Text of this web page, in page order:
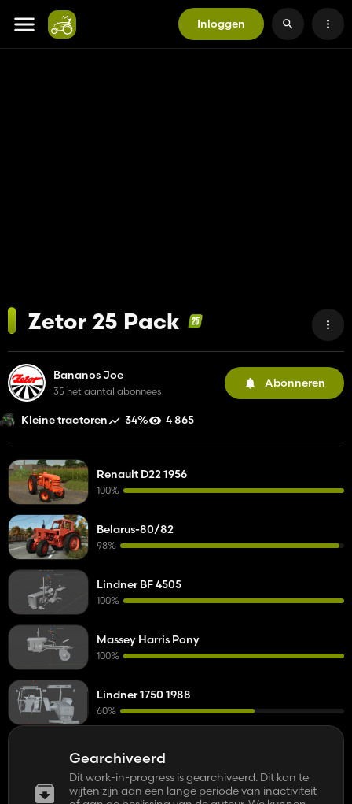
Inloggen
Zetor 25 Pack
Bananos Joe
35 het aantal abonnees
Abonneren
Kleine tractoren 34% 4 865
Gearchiveerd
Dit work-in-progress is gearchiveerd. Dit kan te
wijten zijn aan een lange periode van inactiviteit
Renault D22 1956
100%
Belarus-80/82
98%
Lindner BF 4505
100%
Massey Harris Pony
100%
Lindner 1750 1988
60%